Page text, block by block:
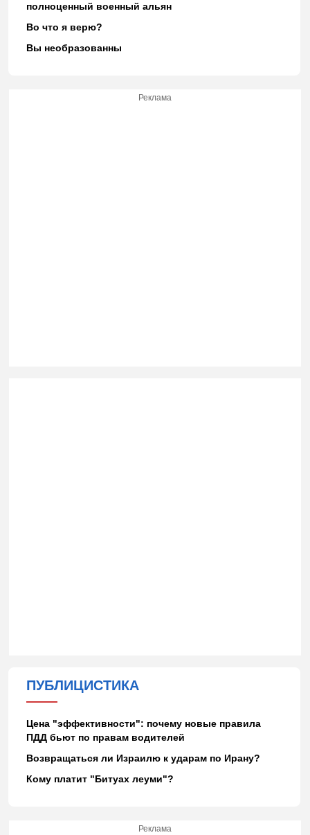
полноценный военный альян
Во что я верю?
Вы необразованны
Реклама
ПУБЛИЦИСТИКА
Цена "эффективности": почему новые правила
ПДД бьют по правам водителей
Возвращаться ли Израилю к ударам по Ирану?
Кому платит "Битуах леуми"?
Реклама